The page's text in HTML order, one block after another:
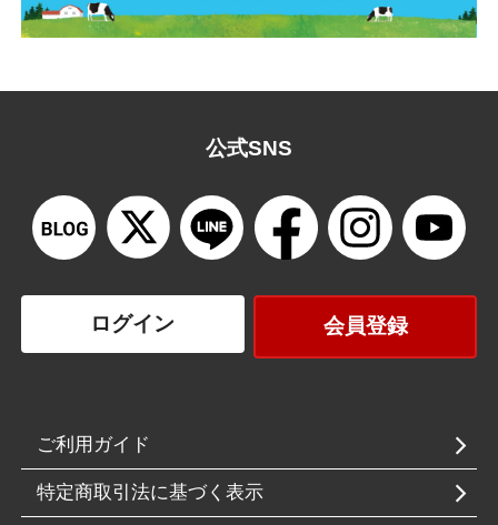
公式SNS
ログイン 会員登録
ご利用ガイド
特定商取引法に基づく表示